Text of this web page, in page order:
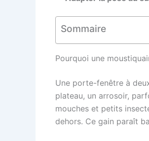
Sommaire
Pourquoi une
Une porte-fenêtre à
plateau, un arrosoir,
mouches et petits
dehors. Ce gain paraît